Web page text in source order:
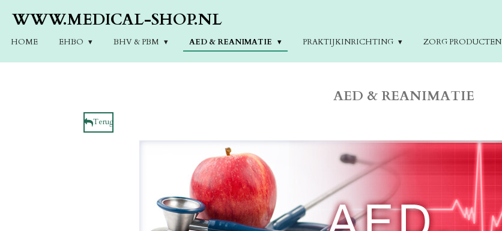
direct
de
WWW.MEDICAL-SHOP.NL
HOME EHBO BHV & PBM AED & REANIMATIE PRAKTIJKINRICHTING ZORG PRODUCTEN
AED & REANIMATIE
Terug